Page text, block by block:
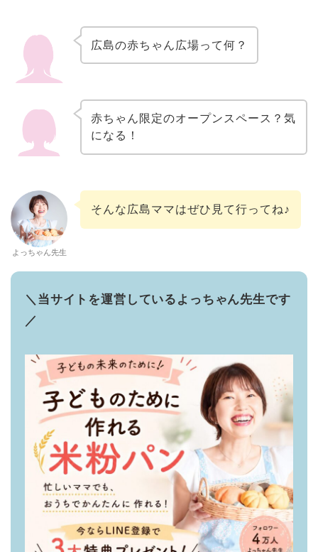
広島の赤ちゃん広場って何？
赤ちゃん限定のオープンスペース？気
になる！
よっちゃん先生
そんな広島ママはぜひ見て行ってね♪
＼当サイトを運営しているよっちゃん先生です
／